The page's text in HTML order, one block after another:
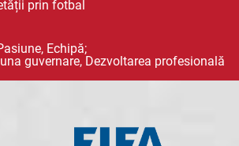
prin fotbal
Echipă;
guvernare, Dezvoltarea profesională